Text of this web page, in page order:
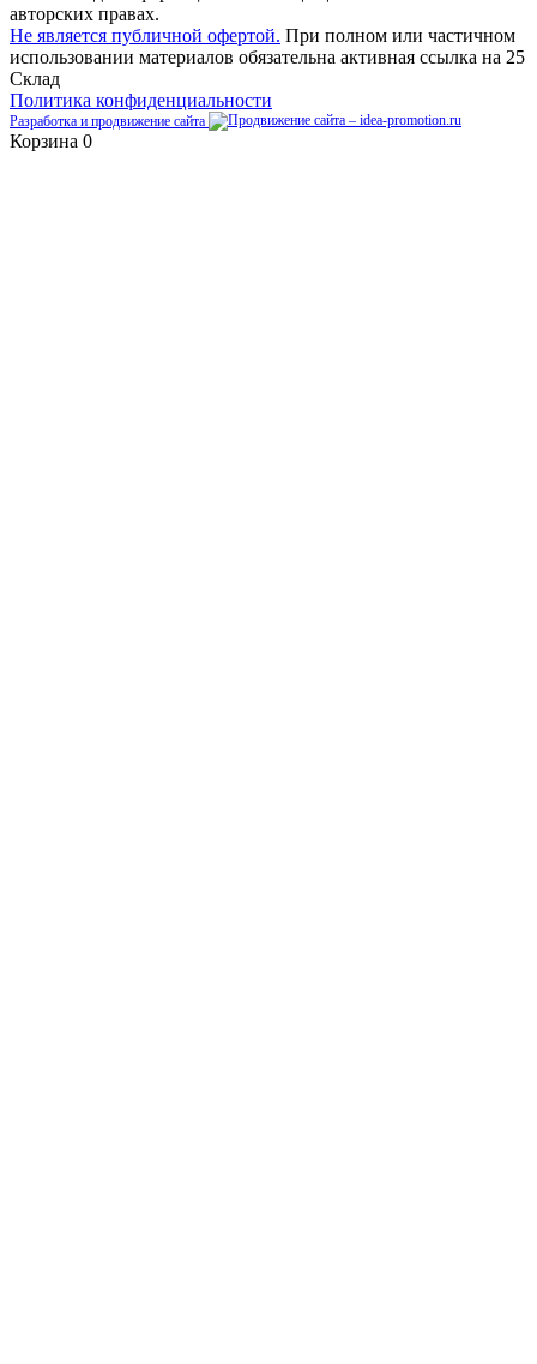
авторских правах.
Не является публичной офертой. При полном или частичном
использовании материалов обязательна активная ссылка на 25
Склад
Политика конфиденциальности
Разработка и продвижение сайта
Корзина 0